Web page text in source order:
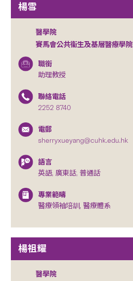
楊雪
醫學院
賽馬會公共衞生及基層醫療學院
職銜
助理教授
聯絡電話
2252 8740
電郵
sherryxueyang@cuhk.edu.hk
語言
英語, 廣東話, 普通話
專業範疇
醫療領袖培訓, 醫療體系
楊祖耀
醫學院